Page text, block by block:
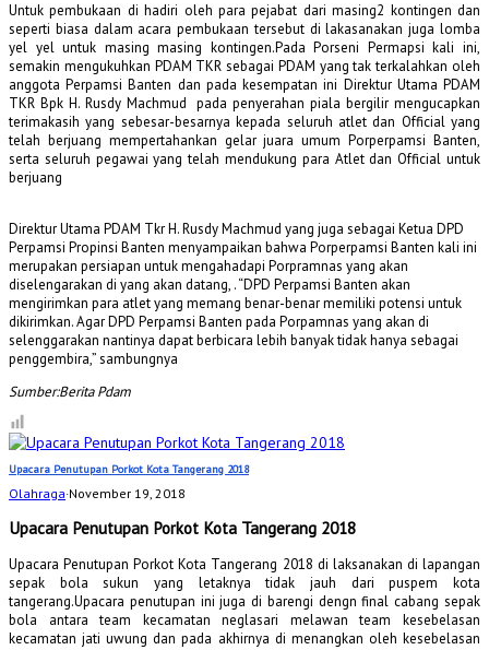
Untuk pembukaan di hadiri oleh para pejabat dari masing2 kontingen dan
seperti biasa dalam acara pembukaan tersebut di lakasanakan juga lomba
yel yel untuk masing masing kontingen.Pada Porseni Permapsi kali ini,
semakin mengukuhkan PDAM TKR sebagai PDAM yang tak terkalahkan oleh
anggota Perpamsi Banten dan pada kesempatan ini Direktur Utama PDAM
TKR Bpk H. Rusdy Machmud pada penyerahan piala bergilir mengucapkan
terimakasih yang sebesar-besarnya kepada seluruh atlet dan Official yang
telah berjuang mempertahankan gelar juara umum Porperpamsi Banten,
serta seluruh pegawai yang telah mendukung para Atlet dan Official untuk
berjuang
Direktur Utama PDAM Tkr H. Rusdy Machmud yang juga sebagai Ketua DPD
Perpamsi Propinsi Banten menyampaikan bahwa Porperpamsi Banten kali ini
merupakan persiapan untuk mengahadapi Porpramnas yang akan
diselengarakan di yang akan datang, . “DPD Perpamsi Banten akan
mengirimkan para atlet yang memang benar-benar memiliki potensi untuk
dikirimkan. Agar DPD Perpamsi Banten pada Porpamnas yang akan di
selenggarakan nantinya dapat berbicara lebih banyak tidak hanya sebagai
penggembira,” sambungnya
Sumber:Berita Pdam
Upacara Penutupan Porkot Kota Tangerang 2018
Olahraga·November 19, 2018
Upacara Penutupan Porkot Kota Tangerang 2018
Upacara Penutupan Porkot Kota Tangerang 2018 di laksanakan di lapangan
sepak bola sukun yang letaknya tidak jauh dari puspem kota
tangerang.Upacara penutupan ini juga di barengi dengn final cabang sepak
bola antara team kecamatan neglasari melawan team kesebelasan
kecamatan jati uwung dan pada akhirnya di menangkan oleh kesebelasan